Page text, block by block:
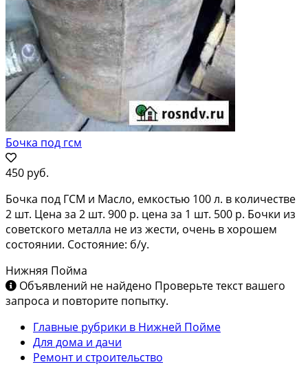
Бочка под гсм
450 руб.
Бочка под ГСМ и Масло, емкостью 100 л. в количестве
2 шт. Цена за 2 шт. 900 р. цена за 1 шт. 500 р. Бочки из
советского металла не из жести, очень в хорошем
состоянии. Состояние: б/у.
Нижняя Пойма
Объявлений не найдено Проверьте текст вашего
запроса и повторите попытку.
Главные рубрики в Нижней Пойме
Для дома и дачи
Ремонт и строительство